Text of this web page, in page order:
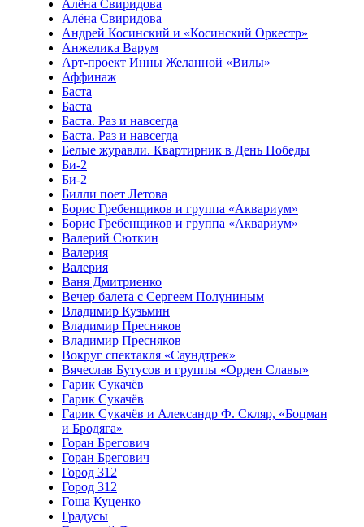
Алёна Свиридова
Алёна Свиридова
Андрей Косинский и «Косинский Оркестр»
Анжелика Варум
Арт-проект Инны Желанной «Вилы»
Аффинаж
Баста
Баста
Баста. Раз и навсегда
Баста. Раз и навсегда
Белые журавли. Квартирник в День Победы
Би-2
Би-2
Билли поет Летова
Борис Гребенщиков и группа «Аквариум»
Борис Гребенщиков и группа «Аквариум»
Валерий Сюткин
Валерия
Валерия
Ваня Дмитриенко
Вечер балета с Сергеем Полуниным
Владимир Кузьмин
Владимир Пресняков
Владимир Пресняков
Вокруг спектакля «Саундтрек»
Вячеслав Бутусов и группы «Орден Славы»
Гарик Сукачёв
Гарик Сукачёв
Гарик Сукачёв и Александр Ф. Скляр, «Боцман
и Бродяга»
Горан Брегович
Горан Брегович
Город 312
Город 312
Гоша Куценко
Градусы